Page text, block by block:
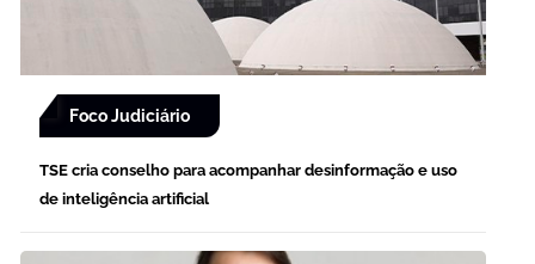
Foco Judiciário
TSE cria conselho para acompanhar desinformação e uso
de inteligência artificial